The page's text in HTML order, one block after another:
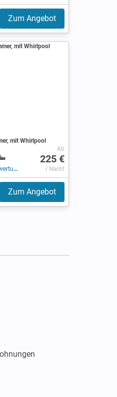
Zum Angebot
mit Whirlpool
)
Ab
225 €
/ Nacht
Zum Angebot